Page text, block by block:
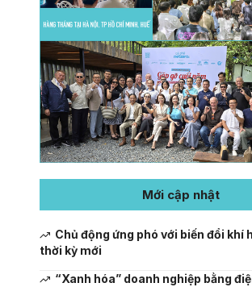
Mới cập nhật
Chủ động ứng phó với biến đổi khí
thời kỳ mới
“Xanh hóa” doanh nghiệp bằng